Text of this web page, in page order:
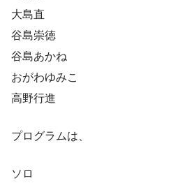
大島直
谷島崇徳
谷島あかね
おがわゆみこ
高野行進
プログラムは、
ソロ